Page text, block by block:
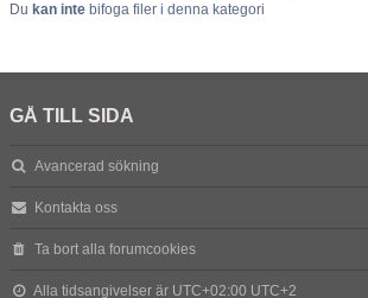
Du kan inte bifoga filer i denna kategori
GÅ TILL SIDA
Avancerad sökning
Kontakta oss
Ta bort alla forumcookies
Alla tidsangivelser är UTC+02:00 UTC+2